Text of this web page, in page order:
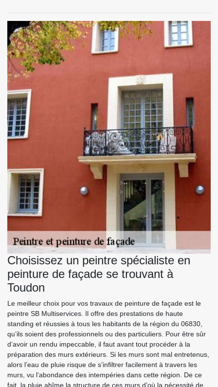
Choisissez un peintre spécialiste en
peinture de façade se trouvant à
Toudon
Le meilleur choix pour vos travaux de peinture de façade est le
peintre SB Multiservices. Il offre des prestations de haute
standing et réussies à tous les habitants de la région du 06830,
qu’ils soient des professionnels ou des particuliers. Pour être sûr
d’avoir un rendu impeccable, il faut avant tout procéder à la
préparation des murs extérieurs. Si les murs sont mal entretenus,
alors l’eau de pluie risque de s’infiltrer facilement à travers les
murs, vu l’abondance des intempéries dans cette région. De ce
fait, la pluie abîme la structure de ces murs d’où la nécessité de